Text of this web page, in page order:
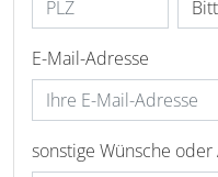
E-Mail-Adresse
sonstige Wünsche